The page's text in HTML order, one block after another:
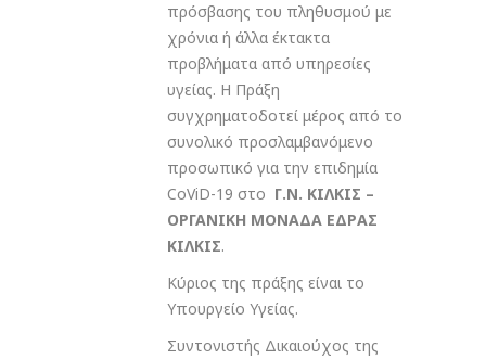
πρόσβασης του πληθυσμού με
χρόνια ή άλλα έκτακτα
προβλήματα από υπηρεσίες
υγείας. Η Πράξη
συγχρηματοδοτεί μέρος από το
συνολικό προσλαμβανόμενο
προσωπικό για την επιδημία
CoViD-19 στο Γ.Ν. ΚΙΛΚΙΣ –
ΟΡΓΑΝΙΚΗ ΜΟΝΑΔΑ ΕΔΡΑΣ
ΚΙΛΚΙΣ.
Κύριος της πράξης είναι το
Υπουργείο Υγείας.
Συντονιστής Δικαιούχος της